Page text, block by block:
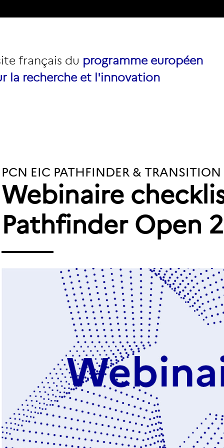
français du programme européen
la recherche et l'innovation
PCN EIC PATHFINDER & TRANSITION
Webinaire
Pathfinder Open